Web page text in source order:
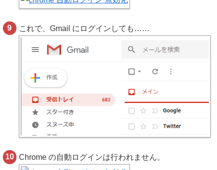
これで、Gmail にログインしても……
Chrome の自動ログインは行われません。